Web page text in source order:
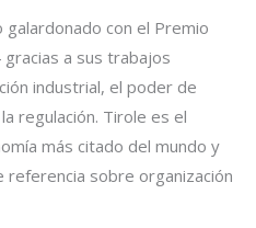
galardonado con el Premio
a sus trabajos
industrial, el poder de
regulación. Tirole es el
más citado del mundo y
sobre organización